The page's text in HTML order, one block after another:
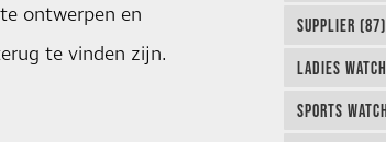
ontwerpen en
te vinden zijn.
SUPPLIER (87)
LADIES
SPORTS